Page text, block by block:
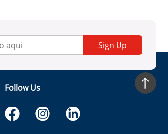
Sign Up
Follow Us